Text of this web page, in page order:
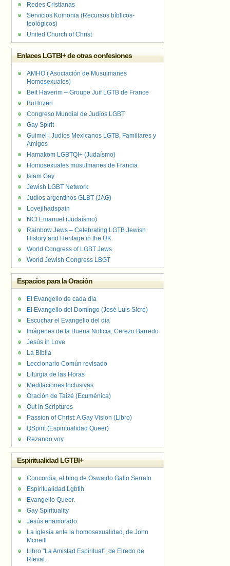
Redes Cristianas
Servicios Koinonia (Recursos bíblicos-
teológicos)
United Church of Christ
Enlaces LGTBI+ de otras confesiones
AMHO ( Asociación de Musulmanes
Homosexuales)
Beit Haverim – Groupe Juif LGTB de France
BuHozen
Congreso Mundial de Judíos LGBT
Gay Spirit
Guimel | Judíos Mexicanos LGTB, Familiares y
Amigos
Hamakom LGBTQI+ (Judaísmo)
Homosexuales musulmanes de Francia
Islam Gay
Jewish LGBT Network
Judíos argentinos GLBT (JAG)
Lovejihadspain
NCI Emanuel (Judaísmo)
Rainbow Jews – Celebrating LGTB Jewish
History and Heritage in the UK
World Congress of LGBT Jews
World Jewish Congress LBGT
Espacios para la Oración
El Evangelio de cada día
El Evangelio del Domingo (José Luis Sicre)
Escuchar el Evangelio del día
Imágenes de la Buena Noticia, Cerezo Barredo
Jesús in Love
La Biblia
Leccionario Común revisado
Liturgia de las Horas
Meditaciones Inclusivas
Oración de Taizé (Ecuménica)
Out In Scriptures
Passion of Christ: A Gay Vision (Libro)
QSpirit (Espiritualidad Queer)
Rezando voy
Espiritualidad LGTBI+
Concordia, el blog de Oswaldo Gallo Serrato
Espiritualidad Lgbtih
Evangelio Queer.
Gay Spirituality
Jesús enamorado
La iglesia ante la homosexualidad, de John
Mcneill
Libro "La Amistad Espiritual", de Elredo de
Rieval.